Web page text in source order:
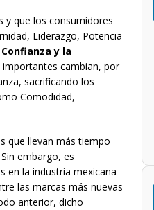
y que los consumidores
Liderazgo, Potencia
Confianza y la
cambian, por
sacrificando los
Comodidad,
que llevan más tiempo
embargo, es
en la industria mexicana
las marcas más nuevas
anterior, dicho